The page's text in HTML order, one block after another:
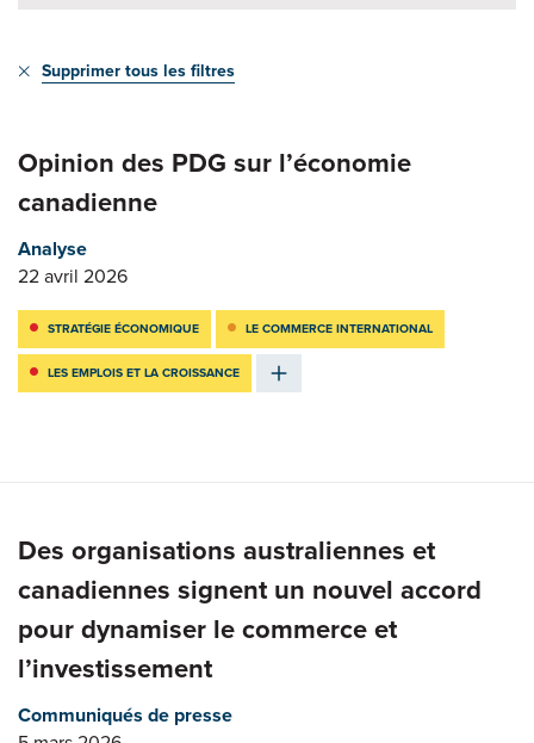
Supprimer tous les filtres
Opinion des PDG sur l’économie
canadienne
Analyse
22 avril 2026
STRATÉGIE ÉCONOMIQUE LE COMMERCE INTERNATIONAL
LES EMPLOIS ET LA CROISSANCE
Des organisations australiennes et
canadiennes signent un nouvel accord
pour dynamiser le commerce et
l’investissement
Communiqués de presse